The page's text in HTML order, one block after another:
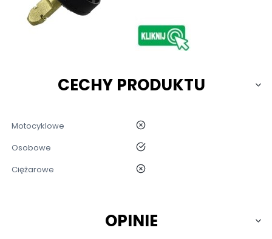
CECHY PRODUKTU
Motocyklowe
nie
Osobowe
tak
Ciężarowe
nie
OPINIE